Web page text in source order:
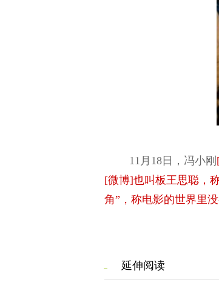
11月18日，冯小刚
[微博]也叫板王思聪，
角”，称电影的世界里
延伸阅读